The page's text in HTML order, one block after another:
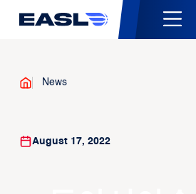
News
August 17, 2022